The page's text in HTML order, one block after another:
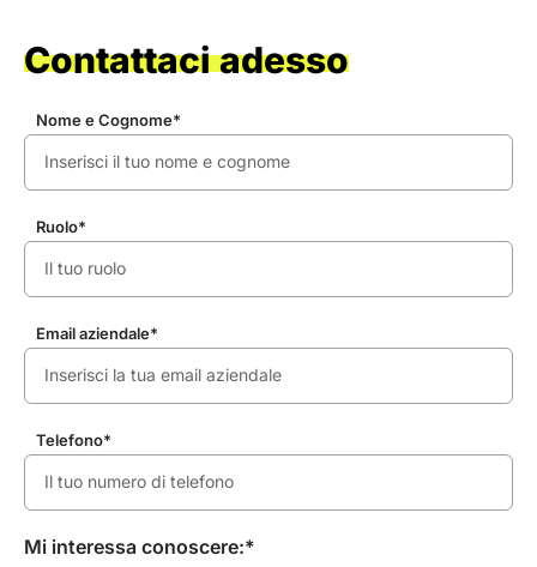
Contattaci adesso
Nome e Cognome*
Ruolo*
Email aziendale*
Telefono*
Mi interessa conoscere:*